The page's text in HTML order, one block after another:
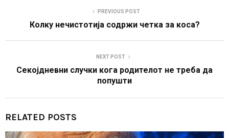
PREVIOUS POST
Колку нечистотија содржи четка за коса?
NEXT POST
Секојдневни случки кога родителот не треба да
попушти
RELATED POSTS